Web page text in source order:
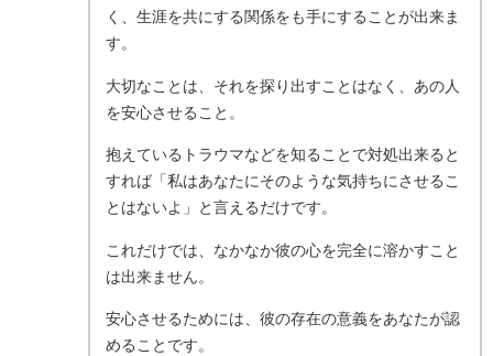
く、生涯を共にする関係をも手にすることが出来ま
す。
大切なことは、それを探り出すことはなく、あの人
を安心させること。
抱えているトラウマなどを知ることで対処出来ると
すれば「私はあなたにそのような気持ちにさせるこ
とはないよ」と言えるだけです。
これだけでは、なかなか彼の心を完全に溶かすこと
は出来ません。
安心させるためには、彼の存在の意義をあなたが認
めることです。